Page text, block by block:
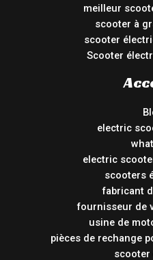
meilleur
scooter à
scooter
Scooter
electric
electric
scooters
fabricant
fournisseur de
usine de
pièces de rechange
scooter